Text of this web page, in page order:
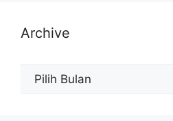
Archive
Archive